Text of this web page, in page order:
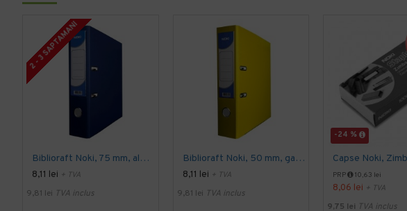
2 - 3 SAPTAMANI
Biblioraft Noki, 75 mm, albastru inchis
8,11 lei + TVA
9,81 lei TVA inclus
Biblioraft Noki, 50 mm, galben
8,11 lei + TVA
9,81 lei TVA inclus
-24 %
PRP 10,63 lei
8,06 lei + TVA
9,75 lei TVA inclus